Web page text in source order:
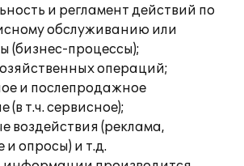
и регламент действий по
обслуживанию или
(бизнес-процессы);
операций;
и послепродажное
(в т.ч. сервисное);
воздействия (реклама,
опросы) и т.д.